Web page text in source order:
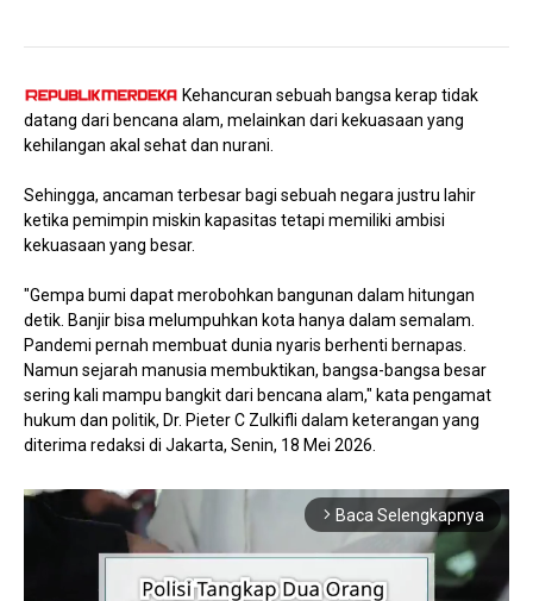
Kehancuran sebuah bangsa kerap tidak
datang dari bencana alam, melainkan dari kekuasaan yang
kehilangan akal sehat dan nurani.
Sehingga, ancaman terbesar bagi sebuah negara justru lahir
ketika pemimpin miskin kapasitas tetapi memiliki ambisi
kekuasaan yang besar.
"Gempa bumi dapat merobohkan bangunan dalam hitungan
detik. Banjir bisa melumpuhkan kota hanya dalam semalam.
Pandemi pernah membuat dunia nyaris berhenti bernapas.
Namun sejarah manusia membuktikan, bangsa-bangsa besar
sering kali mampu bangkit dari bencana alam," kata pengamat
hukum dan politik, Dr. Pieter C Zulkifli dalam keterangan yang
diterima redaksi di Jakarta, Senin, 18 Mei 2026.
arrow_forward_ios Baca Selengkapnya